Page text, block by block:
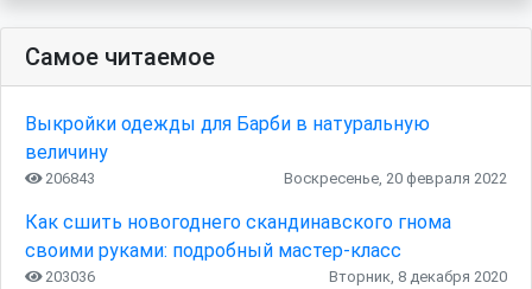
Самое читаемое
Выкройки одежды для Барби в натуральную
величину
206843 Воскресенье, 20 февраля 2022
Как сшить новогоднего скандинавского гнома
своими руками: подробный мастер-класс
203036 Вторник, 8 декабря 2020